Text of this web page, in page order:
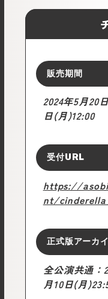
販売期間
2024年5月20
日(月)12:00
受付URL
https://
nt/
正式版アーカ
全公演共通：
月10日(月